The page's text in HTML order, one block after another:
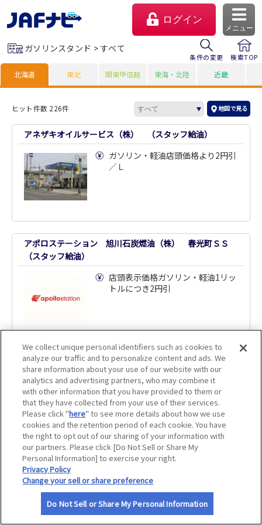
ログイン
メニュー
マイページ
会員優待のご利用方法
よくあるご質問
ガソリンスタンド > すべて
条件の変更 検索TOP
北海道 東北 関東甲信越 東海・北陸 近畿
ヒット件数 226件 地図で見る
アネザキオイルサービス（株） （スタッフ給油）
ガソリン・軽油店頭価格より2円引
／Ｌ
アポロステーション 旭川石炭燃油（株） 春光町ＳＳ
（スタッフ給油）
店頭表示価格ガソリン・軽油1リッ
トルにつき2円引
アポロステーション 朝日石油（株） 羽幌ＳＳ （スタ
ッフ給油）
店頭表示価格ガソリン・軽油1リッ
トルにつき2円引
アポロステーション 網走交通（株） 阿寒湖畔ＳＳ
（スタッフ給油）
ガソリン・軽油１リットルあたり会
We collect unique personal identifiers such as cookies to
analyze our traffic and to personalize content and ads. We
share information about your use of our website with our
analytics and advertising partners, who may combine it
with other information that you have provided to them or
that they have collected from your use of their services.
Please click "here" to see more details about how we use
cookies and the retention period of each cookie. You have
the right to opt out of our sharing of your information with
our partners. Please click [Do Not Sell or Share My
Personal Information] to exercise your right.
Privacy Policy
Change your sell or share preference
Do Not Sell or Share My Personal Information